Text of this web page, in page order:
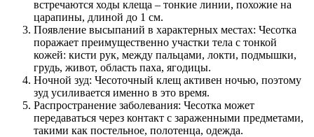
встречаются ходы клеща – тонкие линии, похожие на
царапины, длиной до 1 см.
Появление высыпаний в характерных местах: Чесотка
поражает преимущественно участки тела с тонкой
кожей: кисти рук, между пальцами, локти, подмышки,
грудь, живот, область паха, ягодицы.
Ночной зуд: Чесоточный клещ активен ночью, поэтому
зуд усиливается именно в это время.
Распространение заболевания: Чесотка может
передаваться через контакт с зараженными предметами,
такими как постельное, полотенца, одежда.